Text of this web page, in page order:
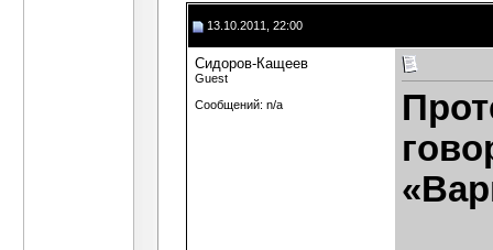
13.10.2011, 22:00
Сидоров-Кащеев
Guest
Сообщений: n/a